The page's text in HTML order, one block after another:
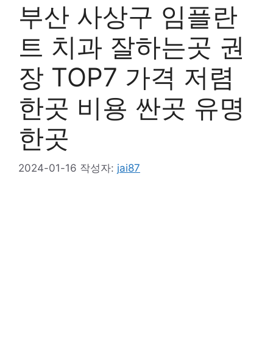
부산 사상구 임플란
트 치과 잘하는곳 권
장 TOP7 가격 저렴
한곳 비용 싼곳 유명
한곳
2024-01-16 작성자: jai87